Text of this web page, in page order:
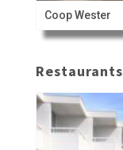
Coop Wester
Restaurants